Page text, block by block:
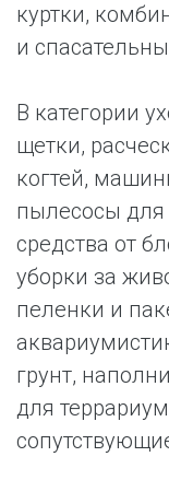
куртки,
и
В категории
щетки,
когтей,
пылесосы для
средства от
уборки за
пеленки и
грунт,
для